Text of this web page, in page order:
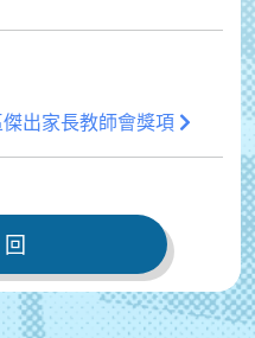
出家長教師會獎項